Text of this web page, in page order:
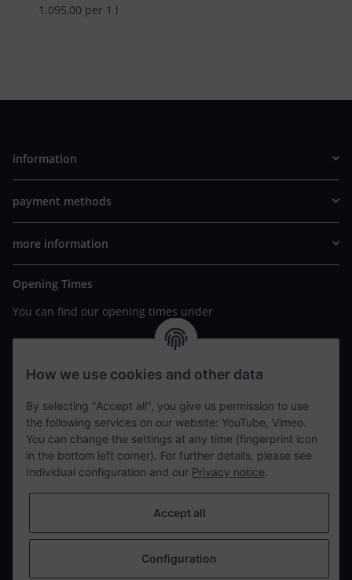
1.095,00 per 1 l
information
payment methods
more information
Opening Times
You can find our opening times under
https://www.wannavapor.de/Filialen
your personal site
contact details
tweet
teilen
Withdraw from contract
How we use cookies and other data
By selecting "Accept all", you give us permission to use
the following services on our website: YouTube, Vimeo.
You can change the settings at any time (fingerprint icon
in the bottom left corner). For further details, please see
Individual configuration and our Privacy notice.
Accept all
Configuration